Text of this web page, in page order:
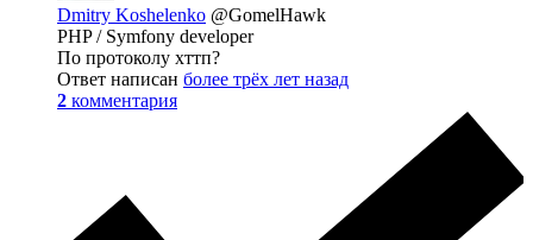
Dmitry Koshelenko @GomelHawk
PHP / Symfony developer
По протоколу хттп?
Ответ написан более трёх лет назад
2 комментария